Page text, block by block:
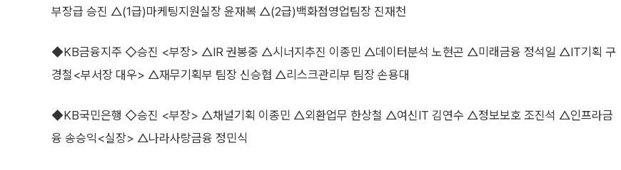
부장급 승진 △(1급)마케팅지원실장 윤재복 △(2급)백화점영업팀장 진재천
◆KB금융지주 ◇승진 <부장> △IR 권봉중 △시너지추진 이종민 △데이터분석 노현곤 △미래금융 정석일 △IT기획 구
경철<부서장 대우> △재무기획부 팀장 신승협 △리스크관리부 팀장 손용대
◆KB국민은행 ◇승진 <부장> △채널기획 이종민 △외환업무 한상철 △여신IT 김연수 △정보보호 조진석 △인프라금
융 송승익<실장> △나라사랑금융 정민식